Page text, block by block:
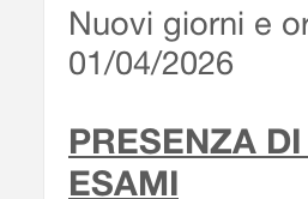
Nuovi giorni e
01/04/2026
PRESENZA
ESAMI